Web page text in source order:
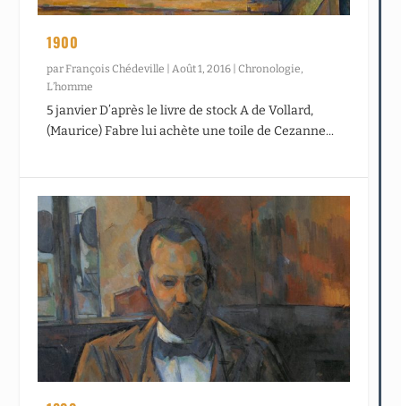
1900
par François Chédeville Août 1, 2016 |Chronologie
L’homme
5 janvier D’après le livre de stock A de Vollard,
(Maurice) Fabre lui achète une toile de Cezanne...